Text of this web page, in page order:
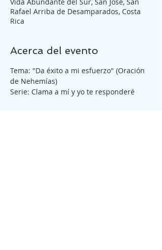
Rafael Arriba de Desamparados, Costa
Rica
Acerca del evento
Tema: "Da éxito a mi esfuerzo" (Oración
de Nehemías)
Serie: Clama a mí y yo te responderé